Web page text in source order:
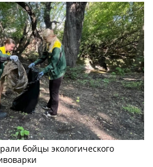
бойцы экологического